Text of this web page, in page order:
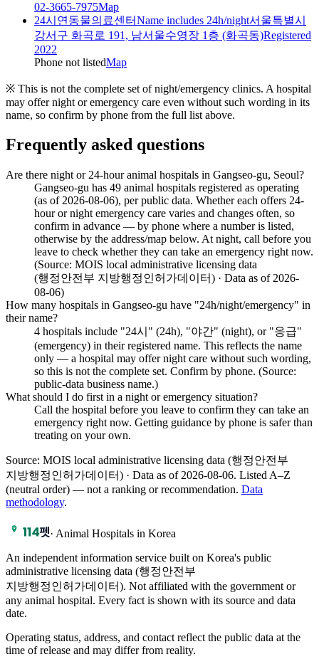
02-3665-7975Map
24시연동물의료센터Name includes 24h/night서울특별시
강서구 화곡로 191, 남서울수영장 1층 (화곡동)Registered
2022
Phone not listedMap
※ This is not the complete set of night/emergency clinics. A hospital
may offer night or emergency care even without such wording in its
name, so confirm by phone from the full list above.
Frequently asked questions
Are there night or 24-hour animal hospitals in Gangseo-gu, Seoul?
Gangseo-gu has 49 animal hospitals registered as operating
(as of 2026-08-06), per public data. Whether each offers 24-
hour or night emergency care varies and changes often, so
confirm in advance — by phone where a number is listed,
otherwise by the address/map below. At night, call before you
leave to check whether they can take an emergency right now.
(Source: MOIS local administrative licensing data
(행정안전부 지방행정인허가데이터) · Data as of 2026-
08-06)
How many hospitals in Gangseo-gu have "24h/night/emergency" in
their name?
4 hospitals include "24시" (24h), "야간" (night), or "응급"
(emergency) in their registered name. This reflects the name
only — a hospital may offer night care without such wording,
so this is not the complete set. Confirm by phone. (Source:
public-data business name.)
What should I do first in a night or emergency situation?
Call the hospital before you leave to confirm they can take an
emergency right now. Getting guidance by phone is safer than
treating on your own.
Source: MOIS local administrative licensing data (행정안전부
지방행정인허가데이터) · Data as of 2026-08-06. Listed A–Z
(neutral order) — not a ranking or recommendation. Data
methodology.
· Animal Hospitals in Korea
An independent information service built on Korea's public
administrative licensing data (행정안전부
지방행정인허가데이터). Not affiliated with the government or
any animal hospital. Every fact is shown with its source and data
date.
Operating status, address, and contact reflect the public data at the
time of release and may differ from reality.